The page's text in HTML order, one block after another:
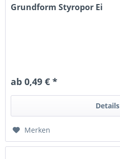
Grundform Styropor Ei
ab 0,49 € *
Details
Merken